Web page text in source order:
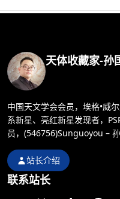
天体收藏家-孙
中国天文学会会员，埃格•威
系新星、亮红新星发现者，
员，(546756)Sunguoyou –
站长介绍
联系站长